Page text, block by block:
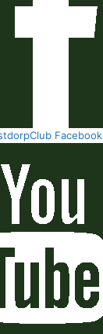
Facebook